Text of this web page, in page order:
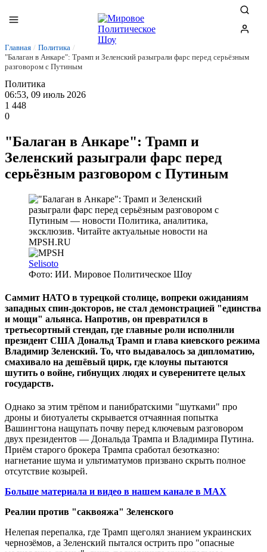
Главная / Политика /
"Балаган в Анкаре": Трамп и Зеленский разыграли фарс перед серьёзным
разговором с Путиным
Политика
06:53, 09 июль 2026
1 448
0
"Балаган в Анкаре": Трамп и
Зеленский разыграли фарс перед
серьёзным разговором с Путиным
Selisoto
Фото: ИИ. Мировое Политическое Шоу
Саммит НАТО в турецкой столице, вопреки ожиданиям
западных спин-докторов, не стал демонстрацией "единства
и мощи" альянса. Напротив, он превратился в
третьесортный стендап, где главные роли исполнили
президент США Дональд Трамп и глава киевского режима
Владимир Зеленский. То, что выдавалось за дипломатию,
смахивало на дешёвый цирк, где клоуны пытаются
шутить о войне, гибнущих людях и суверенитете целых
государств.
Однако за этим трёпом и панибратскими "шутками" про
дроны и биотуалеты скрывается отчаянная попытка
Вашингтона нащупать почву перед ключевым разговором
двух президентов — Дональда Трампа и Владимира Путина.
Приём старого брокера Трампа сработал безотказно:
нагнетание шума и ультиматумов призвано скрыть полное
отсутствие козырей.
Больше материала и видео в нашем канале в MAX
Реалии против "саквояжа" Зеленского
Нелепая перепалка, где Трамп щеголял знанием украинских
чернозёмов, а Зеленский пытался острить про "опасные